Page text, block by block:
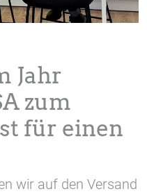
Jahr
zum
für einen
wir auf den Versand
ausgewählten
Benutzers
anonym.
nutzen.